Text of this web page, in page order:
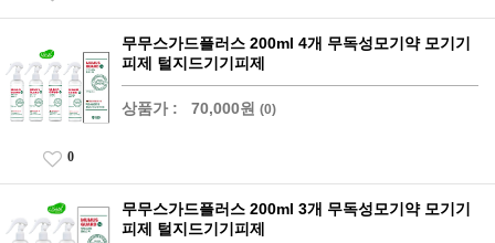
무무스가드플러스 200ml 4개 무독성모기약 모기기
피제 털지드기기피제
상품가 : 70,000원 (0)
0
무무스가드플러스 200ml 3개 무독성모기약 모기기
피제 털지드기기피제